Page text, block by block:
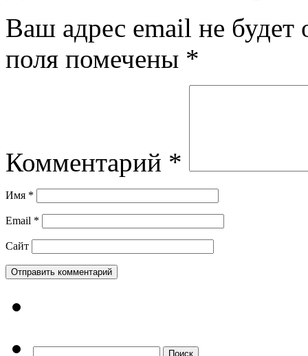
Ваш адрес email не будет
поля помечены *
Комментарий *
Имя *
Email *
Сайт